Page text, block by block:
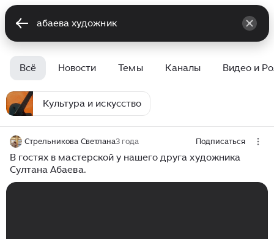
Всё Новости Темы Каналы Видео и
Культура и искусство
Стрельникова Светлана3 года Подписаться
В гостях в мастерской у нашего друга художника
Султана Абаева.